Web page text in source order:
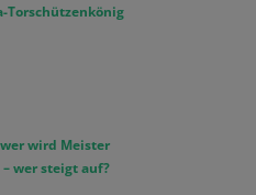
Torschützenkönig
wird Meister
wer steigt auf?